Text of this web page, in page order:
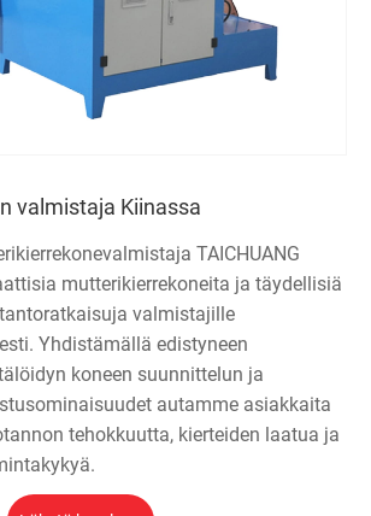
valmistaja Kiinassa
TAICHUANG
mutterikierrekoneita ja täydellisiä
valmistajille
Yhdistämällä edistyneen
koneen suunnittelun ja
autamme asiakkaita
tehokkuutta, kierteiden laatua ja